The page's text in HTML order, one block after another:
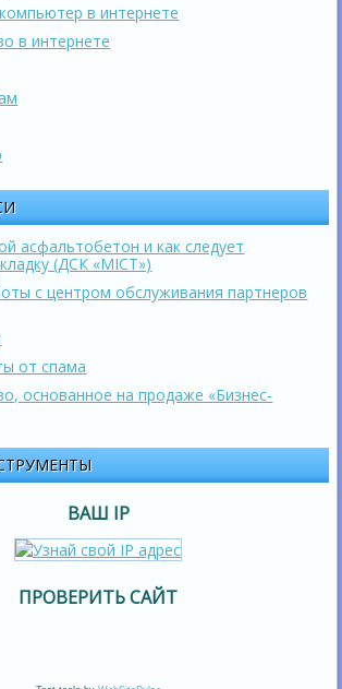
в интернете
в интернете
асфальтобетон и как следует
(ДСК «МІСТ»)
с центром обслуживания партнеров
от спама
основанное на продаже «Бизнес-
ВАШ IP
ПРОВЕРИТЬ САЙТ